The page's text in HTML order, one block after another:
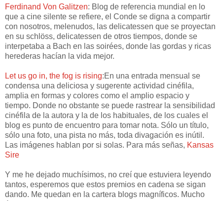
Ferdinand Von Galitzen: Blog de referencia mundial en lo
que a cine silente se refiere, el Conde se digna a compartir
con nosotros, melenudos, las delicatessen que se proyectan
en su schlöss, delicatessen de otros tiempos, donde se
interpetaba a Bach en las soirées, donde las gordas y ricas
herederas hacían la vida mejor.
Let us go in, the fog is rising:En una entrada mensual se
condensa una deliciosa y sugerente actividad cinéfila,
amplia en formas y colores como el amplio espacio y
tiempo. Donde no obstante se puede rastrear la sensibilidad
cinéfila de la autora y la de los habituales, de los cuales el
blog es punto de encuentro para tomar nota. Sólo un título,
sólo una foto, una pista no más, toda divagación es inútil.
Las imágenes hablan por si solas. Para más señas, Kansas
Sire
Y me he dejado muchísimos, no creí que estuviera leyendo
tantos, esperemos que estos premios en cadena se sigan
dando. Me quedan en la cartera blogs magníficos. Mucho